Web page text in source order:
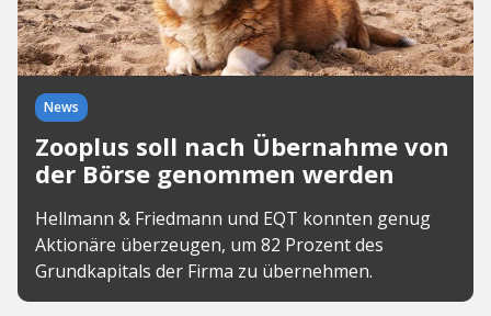
News
Zooplus soll nach Übernahme von
der Börse genommen werden
Hellmann & Friedmann und EQT konnten genug
Aktionäre überzeugen, um 82 Prozent des
Grundkapitals der Firma zu übernehmen.